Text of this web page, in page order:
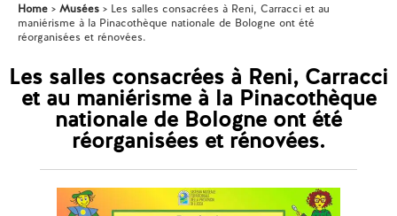
Home Musées
Les salles consacrées à Reni, Carracci et au
maniérisme à la Pinacothèque nationale de Bologne ont été
réorganisées et rénovées.
Les salles consacrées à Reni, Carracci
et au maniérisme à la Pinacothèque
nationale de Bologne ont été
réorganisées et rénovées.